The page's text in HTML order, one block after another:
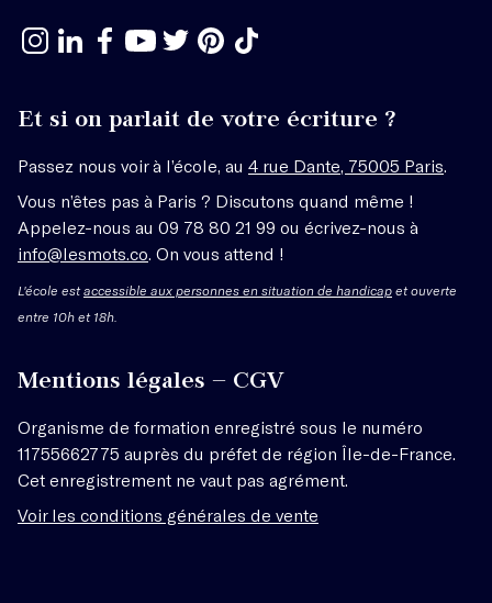
Et si on parlait de votre écriture ?
Passez nous voir à l’école, au 4 rue Dante, 75005 Paris.
Vous n’êtes pas à Paris ? Discutons quand même !
Appelez-nous au 09 78 80 21 99 ou écrivez-nous à
info@lesmots.co. On vous attend !
L'école estaccessible aux personnes en situation de handicap et ouverte
entre 10h et 18h.
Mentions légales – CGV
Organisme de formation enregistré sous le numéro
11755662775 auprès du préfet de région Île-de-France.
Cet enregistrement ne vaut pas agrément.
Voir les conditions générales de vente